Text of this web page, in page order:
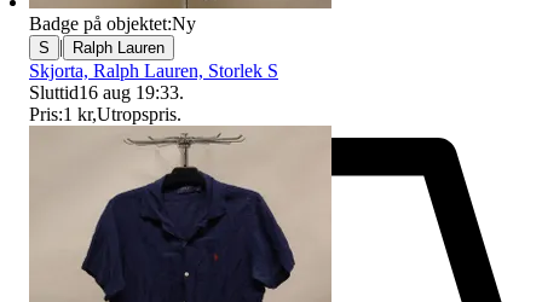
Badge på objektet:Ny
S | Ralph Lauren
Skjorta, Ralph Lauren, Storlek S
Sluttid16 aug 19:33.
Pris:1 kr,Utropspris.